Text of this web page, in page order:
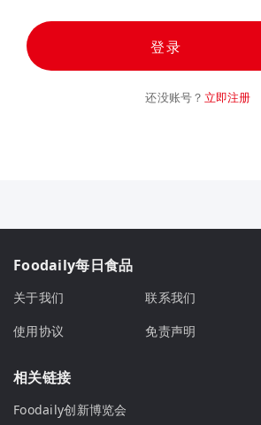
登录
还没账号？ 立即注册
Foodaily每日食品
关于我们 联系我们
使用协议
免责声明
相关链接
Foodaily创新博览会